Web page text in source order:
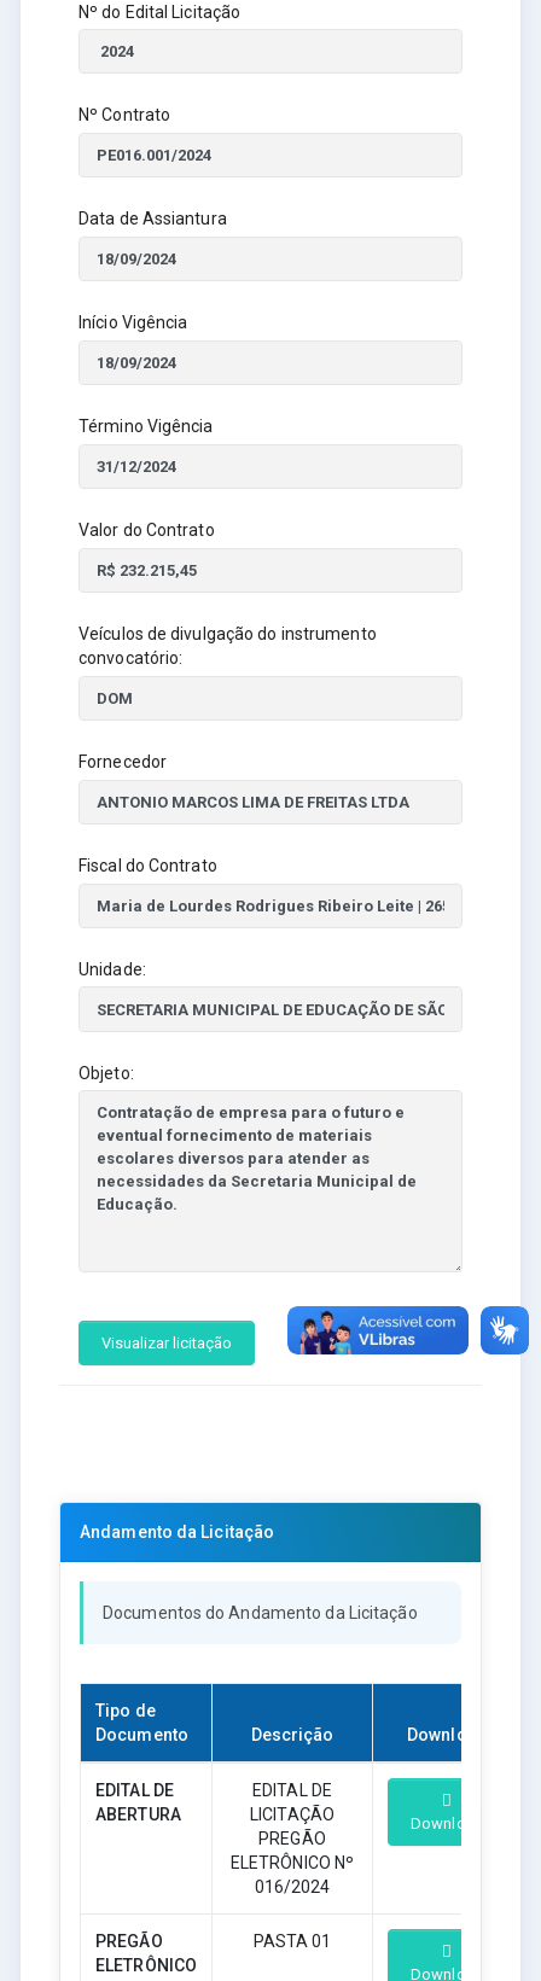
Nº do Edital Licitação
Nº Contrato
Data de Assiantura
Início Vigência
Término Vigência
Valor do Contrato
Veículos de divulgação do instrumento
convocatório:
Fornecedor
Fiscal do Contrato
Unidade:
Objeto:
Visualizar licitação
Andamento da Licitação
Documentos do Andamento da Licitação
Tipo de
Documento
Descrição Download
EDITAL DE
ABERTURA
EDITAL DE
LICITAÇÃO
PREGÃO
ELETRÔNICO Nº
016/2024
Download
PREGÃO
ELETRÔNICO
PASTA 01
Download